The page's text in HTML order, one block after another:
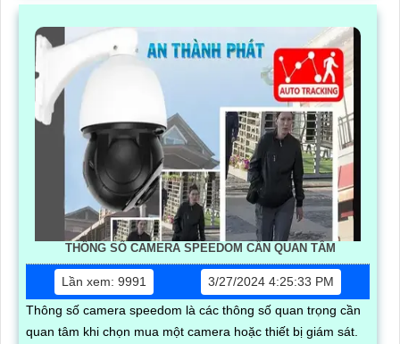
THÔNG SỐ CAMERA SPEEDOM CẦN QUAN TÂM
Lần xem: 9991
3/27/2024 4:25:33 PM
Thông số camera speedom là các thông số quan trọng cần
quan tâm khi chọn mua một camera hoặc thiết bị giám sát.